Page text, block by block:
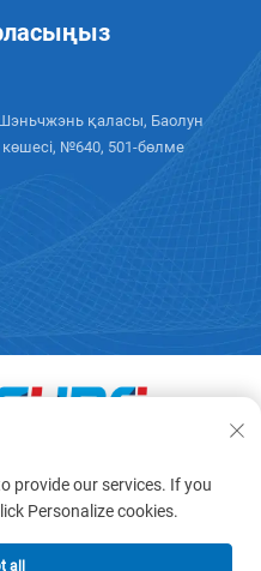
қаласы, Баолун
№640, 501-бөлме
(Шэньчжэнь) Ко.,
-Жеке деректерді қорғау
provide our services. If you
Personalize cookies.
all